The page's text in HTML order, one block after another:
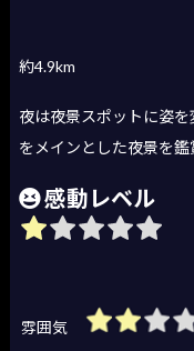
約4.9km
夜は夜景スポットに姿
をメインとした夜景を鑑
感動レベル
雰囲気